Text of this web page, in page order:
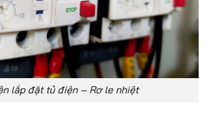
lắp đặt tủ điện – Rơ le nhiệt